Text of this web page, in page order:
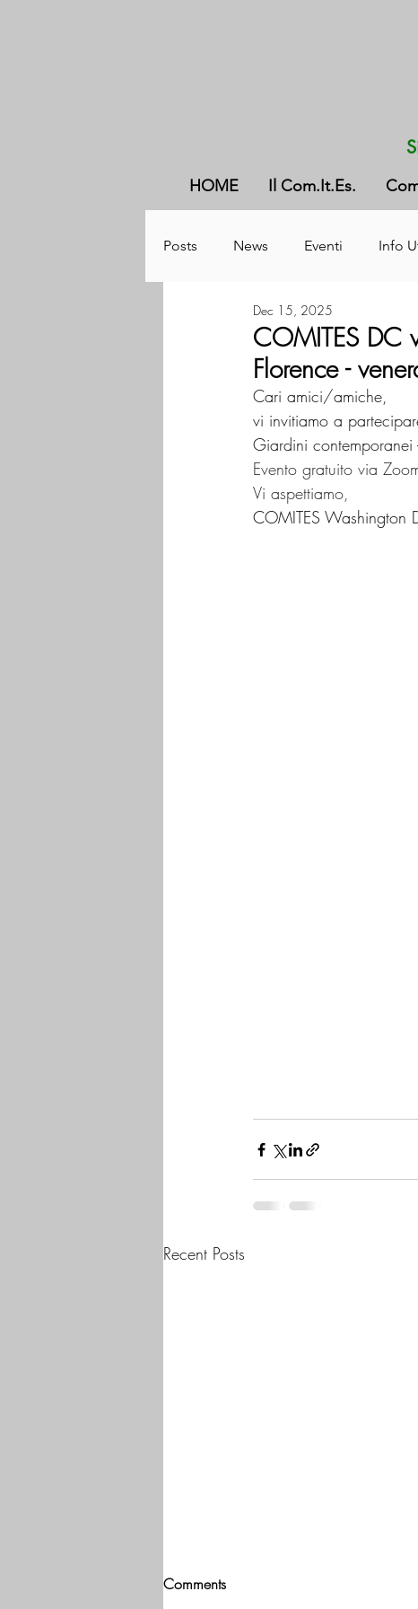
HOME Il Com.It.Es.
Posts News Eventi Info
COMITES DC
Florence -
Dec 15, 2025
Cari amici/amiche,
vi invitiamo a
Giardini contemporanei
Evento gratuito via
Vi aspettiamo,
COMITES Washington
Recent Posts
Comments